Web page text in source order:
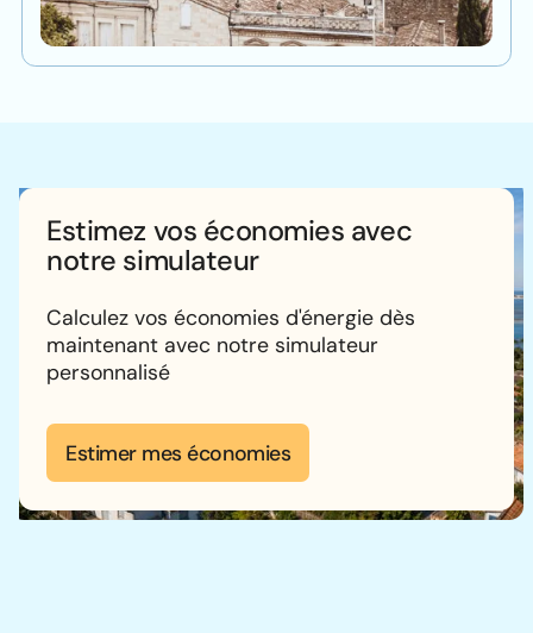
Estimez vos économies avec
notre simulateur
Calculez vos économies d'énergie dès
maintenant avec notre simulateur
personnalisé
Estimer mes économies